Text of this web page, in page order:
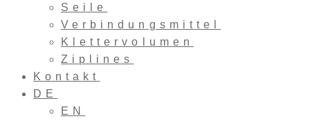
Seile
Verbindungsmittel
Klettervolumen
Ziplines
Kontakt
DE
EN